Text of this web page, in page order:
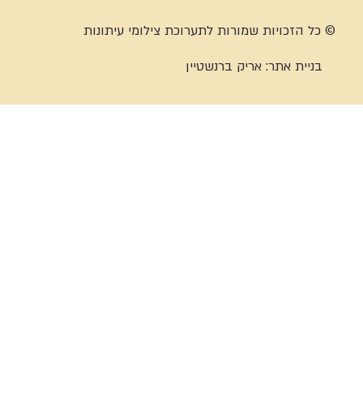
© כל הזכויות שמורות לתערוכת צילומי עיתונות
בניית אתר:אריק ברנשטיין